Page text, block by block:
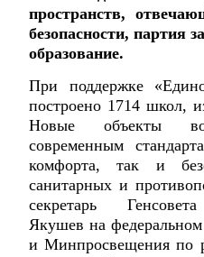
пространств,
безопасности, партия
образование.
При поддержке
построено 1714 школ,
Новые объекты
современным
комфорта, так и
санитарных и
секретарь
Якушев на
и Минпросвещения по